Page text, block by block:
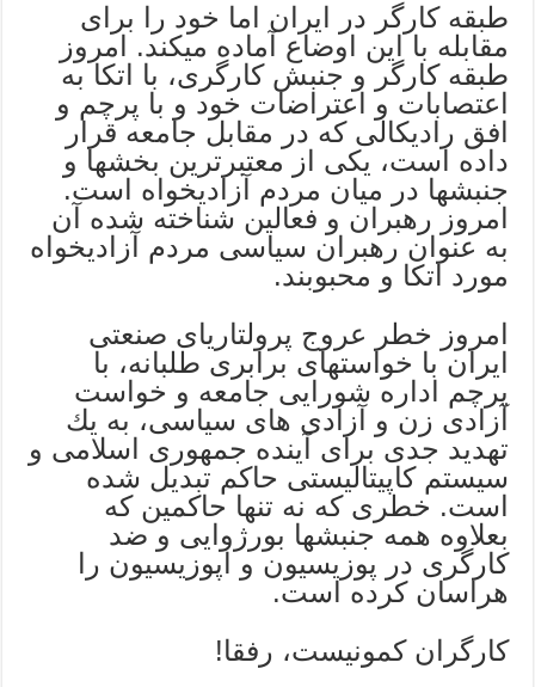
طبقه كارگر در ایران اما خود را برای
مقابله با این اوضاع آماده میکند. امروز
طبقه کارگر و جنبش کارگری، با اتکا به
اعتصابات و اعتراضات خود و با پرچم و
افق رادیكالی که در مقابل جامعه قرار
داده است، یکی از معتبرترین بخشها و
جنبشها در میان مردم آزادیخواه است.
امروز رهبران و فعالین شناخته شده آن
به عنوان رهبران سیاسی مردم آزادیخواه
مورد اتكا و محبوبند.
امروز خطر عروج پرولتاریای صنعتی
ایران با خواستهای برابری طلبانه، با
پرچم اداره شورایی جامعه و خواست
آزادی زن و آزادی های سیاسی، به یك
تهدید جدی برای آینده جمهوری اسلامی و
سیستم كاپیتالیستی حاكم تبدیل شده
است. خطری كه نه تنها حاكمین كه
بعلاوه همه جنبشها بورژوایی و ضد
كارگری در پوزیسیون و اپوزیسیون را
هراسان كرده است.
كارگران كمونیست، رفقا!